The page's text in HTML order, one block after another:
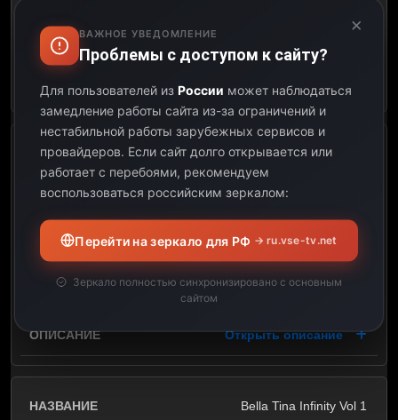
Club Libertin, Club Libertin
09:28
Открыть описание
Bella Tina Infinity Vol 1
×
ВАЖНОЕ УВЕДОМЛЕНИЕ
Проблемы с доступом к сайту?
Для пользователей из России может наблюдаться
замедление работы сайта из-за ограничений и
нестабильной работы зарубежных сервисов и
провайдеров. Если сайт долго открывается или
работает с перебоями, рекомендуем
воспользоваться российским зеркалом:
Перейти на зеркало для РФ → ru.vse-tv.net
Зеркало полностью синхронизировано с основным
сайтом